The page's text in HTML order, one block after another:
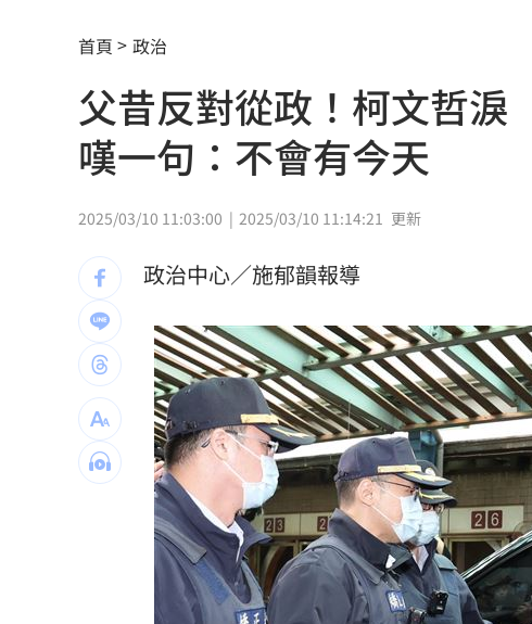
父親節最雷禮物 「茶具、領帶」榜上有名
魏平政太樂觀 爆王惠美未允諾接競總主委
川普喊戰爭快結束 美股漲、台指期衝45000
拖吊車「沒綁好」！ 百萬休旅重摔滑落
燈桿「孵蛋」路口影像直播紅鳩輪流護蛋
合體沈伯洋 「過來人」陳時中送3叮嚀 21:31
兆基債務風暴！前董座李建成遭當庭逮補
手上只剩24元！獨居嬤不動存款原因惹鼻酸
小刀婚姻告終 昔砸百萬辦婚禮找連戰證婚
布雷克6局0失分 陳傑憲猛打率統一退富邦
交往3個月閃婚 姜厚任女友前夫身分曝光
首頁 政治
父昔反對從政！柯文哲
嘆一句：不會有今天
2025/03/10 11:03:00 2025/03/10 11:14:21 更新
政治中心／施郁韻報導